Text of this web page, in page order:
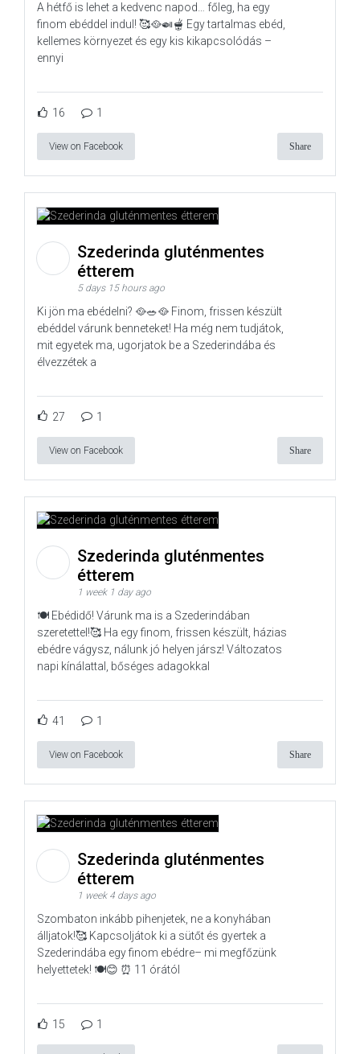
A hétfő is lehet a kedvenc napod… főleg, ha egy
finom ebéddel indul! 🥰🥘🍛🫕 Egy tartalmas ebéd,
kellemes környezet és egy kis kikapcsolódás –
ennyi
16 1
View on Facebook Share
Szederinda gluténmentes
étterem
5 days 15 hours ago
Ki jön ma ebédelni? 🥘🥗🥘 Finom, frissen készült
ebéddel várunk benneteket! Ha még nem tudjátok,
mit egyetek ma, ugorjatok be a Szederindába és
élvezzétek a
27 1
View on Facebook Share
Szederinda gluténmentes
étterem
1 week 1 day ago
🍽️ Ebédidő! Várunk ma is a Szederindában
szeretettel!🥰 Ha egy finom, frissen készült, házias
ebédre vágysz, nálunk jó helyen jársz! Változatos
napi kínálattal, bőséges adagokkal
41 1
View on Facebook Share
Szederinda gluténmentes
étterem
1 week 4 days ago
Szombaton inkább pihenjetek, ne a konyhában
álljatok!🥰 Kapcsoljátok ki a sütőt és gyertek a
Szederindába egy finom ebédre– mi megfőzünk
helyettetek! 🍽️😊 ⏰ 11 órától
15 1